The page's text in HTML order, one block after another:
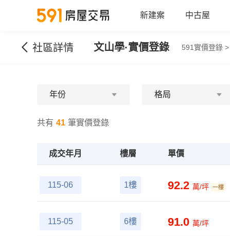
新建案 中古屋
社區詳情 文山學·實價登錄 591實價登錄 >
年份 格局
共有 41 筆實價登錄
成交年月 樓層 單價
115-06 1樓 92.2 萬/坪 一樓
115-05 6樓 91.0 萬/坪